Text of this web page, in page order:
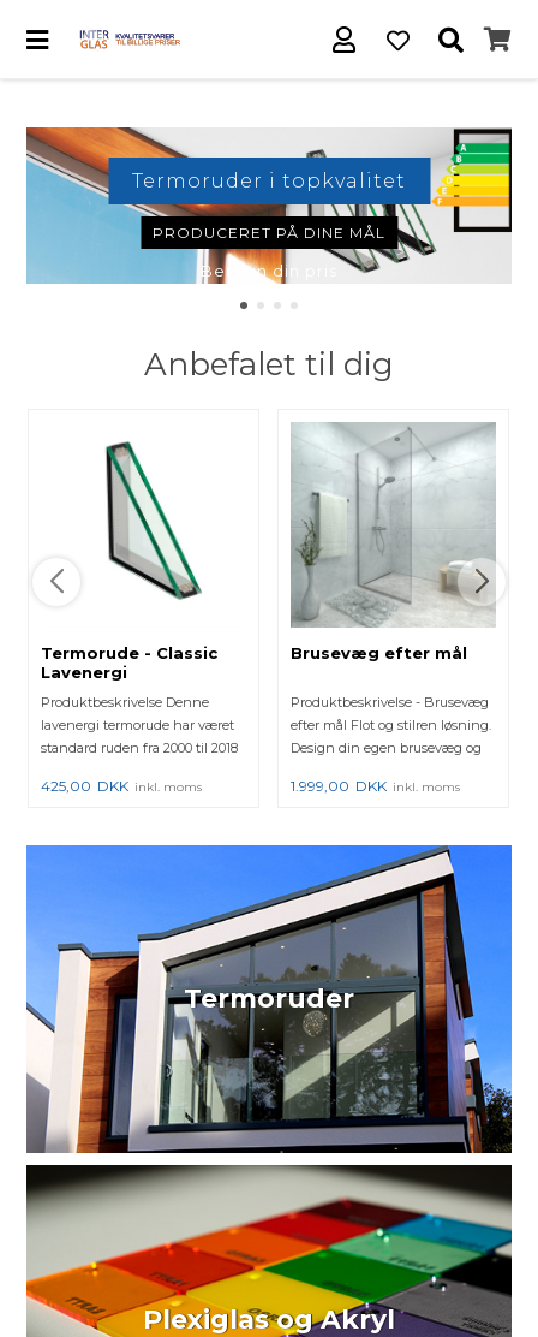
Termoruder i topkvalitet
PRODUCERET PÅ DINE MÅL
Beregn din pris
Anbefalet til dig
Termorude - Classic
Lavenergi
Produktbeskrivelse Denne
lavenergi termorude har været
standard ruden fra 2000 til 2018
425,00 DKK inkl. moms
Brusevæg efter mål
Produktbeskrivelse - Brusevæg
efter mål Flot og stilren løsning.
Design din egen brusevæg og
1.999,00 DKK inkl. moms
Termoruder
Plexiglas og Akryl